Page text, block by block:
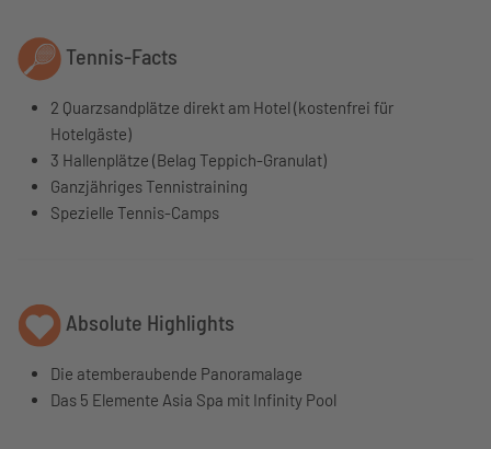
Tennis-Facts
2 Quarzsandplätze direkt am Hotel (kostenfrei für
Hotelgäste)
3 Hallenplätze (Belag Teppich-Granulat)
Ganzjähriges Tennistraining
Spezielle Tennis-Camps
Absolute Highlights
Die atemberaubende Panoramalage
Das 5 Elemente Asia Spa mit Infinity Pool